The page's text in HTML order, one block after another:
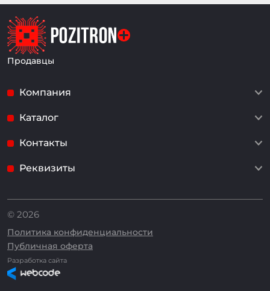
Продавцы
Компания
Каталог
Контакты
Реквизиты
© 2026
Политика конфиденциальности
Публичная оферта
Разработка сайта